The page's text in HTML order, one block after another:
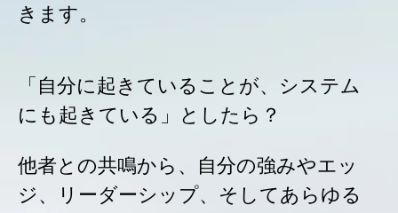
きます。
「自分に起きていることが、システム
にも起きている」としたら？
他者との共鳴から、自分の強みやエッ
ジ、リーダーシップ、そしてあらゆる